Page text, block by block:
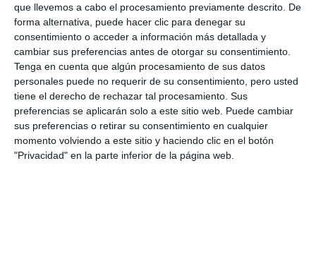
que llevemos a cabo el procesamiento previamente descrito. De
forma alternativa, puede hacer clic para denegar su
consentimiento o acceder a información más detallada y
cambiar sus preferencias antes de otorgar su consentimiento.
Tenga en cuenta que algún procesamiento de sus datos
personales puede no requerir de su consentimiento, pero usted
tiene el derecho de rechazar tal procesamiento. Sus
preferencias se aplicarán solo a este sitio web. Puede cambiar
sus preferencias o retirar su consentimiento en cualquier
momento volviendo a este sitio y haciendo clic en el botón
"Privacidad" en la parte inferior de la página web.
Mijas intensifica la poda y los
desbroces en la sierra antes de
la temporada de incendios
ACTUALIDAD
La Policía detiene al autor de
varios incendios de
contenedores en Las Lagunas